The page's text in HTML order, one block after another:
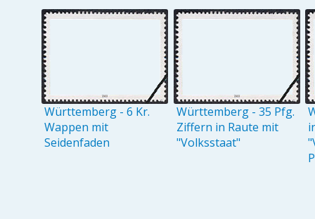
Württemberg - 6 Kr.
Wappen mit
Seidenfaden
Württemberg - 35 Pfg.
Ziffern in Raute mit
"Volksstaat"